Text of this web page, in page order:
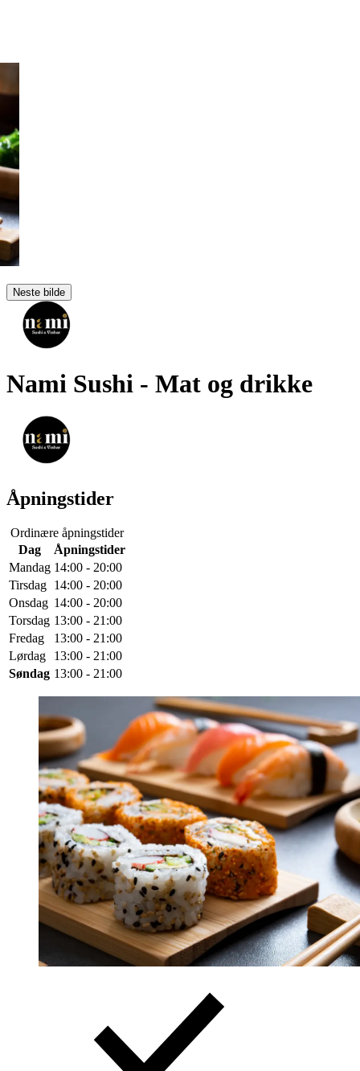
Neste bilde
Nami Sushi - Mat og drikke
Åpningstider
Ordinære åpningstider
Dag
Åpningstider
Mandag 14:00 - 20:00
Tirsdag 14:00 - 20:00
Onsdag 14:00 - 20:00
Torsdag 13:00 - 21:00
Fredag
13:00 - 21:00
Lørdag
13:00 - 21:00
Søndag 13:00 - 21:00